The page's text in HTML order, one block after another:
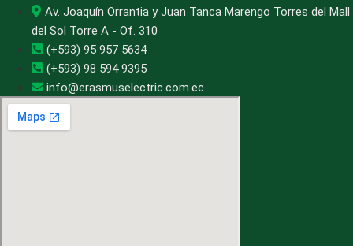
Av. Joaquín Orrantia y Juan Tanca Marengo Torres del Mall
del Sol Torre A - Of. 310
(+593) 95 957 5634
(+593) 98 594 9395
info@erasmuselectric.com.ec